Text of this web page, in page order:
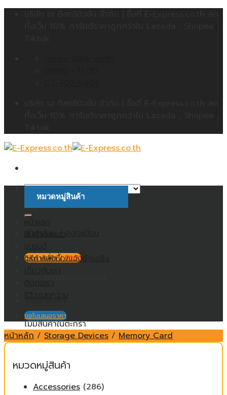
ค้นหา:
ตะกร้าสินค้า /฿0.00
ไม่มีสินค้าในตะกร้า
หมวดหมู่สินค้า
วิธีการสั่งซื้อ/แจ้งชำระเงิน
ติดต่อเรา
ขอใบเสนอราคา
หน้าหลัก / Storage Devices / Memory Card
หมวดหมู่สินค้า
Accessories (286)